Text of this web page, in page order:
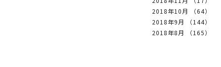
2018年10月 （64）
2018年9月 （144）
2018年8月 （165）